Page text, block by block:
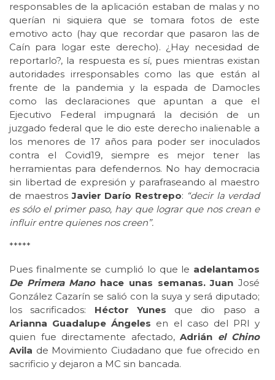
responsables de la aplicación estaban de malas y no
querían ni siquiera que se tomara fotos de este
emotivo acto (hay que recordar que pasaron las de
Caín para logar este derecho). ¿Hay necesidad de
reportarlo?, la respuesta es sí, pues mientras existan
autoridades irresponsables como las que están al
frente de la pandemia y la espada de Damocles
como las declaraciones que apuntan a que el
Ejecutivo Federal impugnará la decisión de un
juzgado federal que le dio este derecho inalienable a
los menores de 17 años para poder ser inoculados
contra el Covid19, siempre es mejor tener las
herramientas para defendernos. No hay democracia
sin libertad de expresión y parafraseando al maestro
de maestrosJavier Darío Restrepo: “decir la verdad
es sólo el primer paso, hay que lograr que nos crean e
influir entre quienes nos creen”.
*****
Pues finalmente se cumplió lo que le adelantamos
De Primera Manohace unas semanas. Juan José
González Cazarín se salió con la suya y será diputado;
los sacrificados: Héctor Yunes que dio paso a
Arianna Guadalupe Ángeles en el caso del PRI y
quien fue directamente afectado, Adrián el Chino
Avila de Movimiento Ciudadano que fue ofrecido en
sacrificio y dejaron a MC sin bancada.